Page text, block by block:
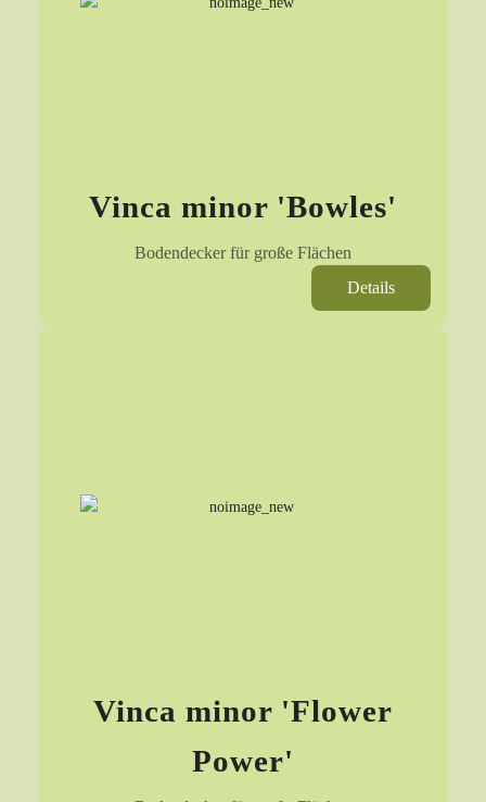
Vinca minor 'Bowles'
Bodendecker für große Flächen
Details
Vinca minor 'Flower
Power'